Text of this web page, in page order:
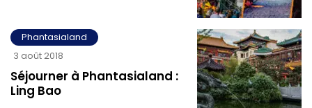
Phantasialand
3 août 2018
Séjourner à Phantasialand :
Ling Bao